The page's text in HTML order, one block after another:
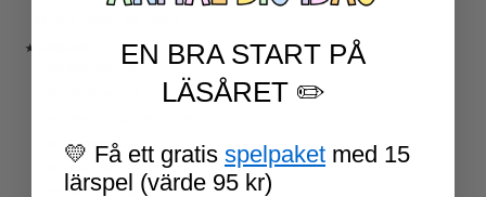
★ ENGELSKA
ENGELSK GRAMATIK
ENGELSKA HÖGFREKVENTA ORD
ENGELSK MUNTLIGA FÄRDIGHET
EN BRA START PÅ
LÄSÅRET ✏️
💛 Få ett gratis spelpaket med 15
lärspel (värde 95 kr)